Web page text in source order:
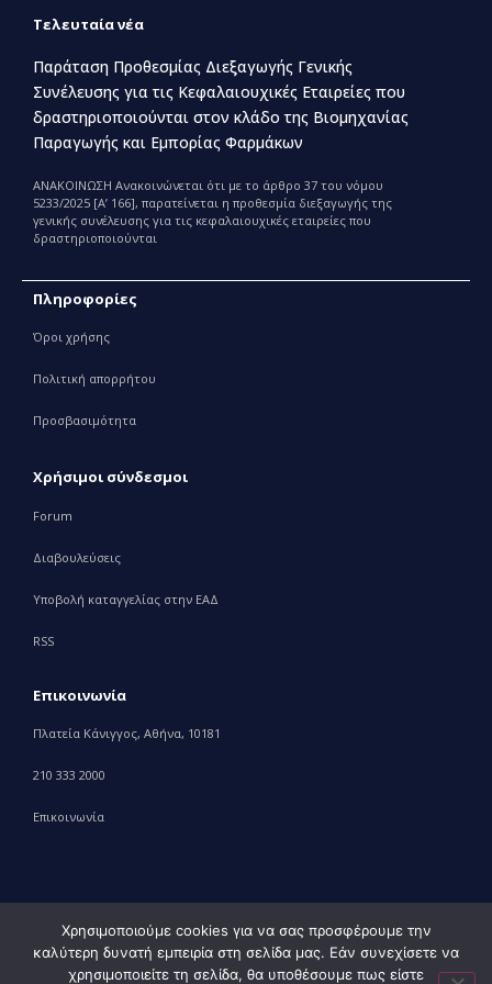
Τελευταία νέα
Παράταση Προθεσμίας Διεξαγωγής Γενικής
Συνέλευσης για τις Κεφαλαιουχικές Εταιρείες που
δραστηριοποιούνται στον κλάδο της Βιομηχανίας
Παραγωγής και Εμπορίας Φαρμάκων
ΑΝΑΚΟΙΝΩΣΗ Ανακοινώνεται ότι με το άρθρο 37 του νόμου
5233/2025 [Α’ 166], παρατείνεται η προθεσμία διεξαγωγής της
γενικής συνέλευσης για τις κεφαλαιουχικές εταιρείες που
δραστηριοποιούνται
Πληροφορίες
Όροι χρήσης
Πολιτική απορρήτου
Προσβασιμότητα
Χρήσιμοι σύνδεσμοι
Forum
Διαβουλεύσεις
Υποβολή καταγγελίας στην ΕΑΔ
RSS
Επικοινωνία
Πλατεία Κάνιγγος, Αθήνα, 10181
210 333 2000
Επικοινωνία
© 2010 – 2023 Υπουργείο Ανάπτυξης, powered by Evolution
Χρησιμοποιούμε cookies για να σας προσφέρουμε την
καλύτερη δυνατή εμπειρία στη σελίδα μας. Εάν συνεχίσετε να
χρησιμοποιείτε τη σελίδα, θα υποθέσουμε πως είστε